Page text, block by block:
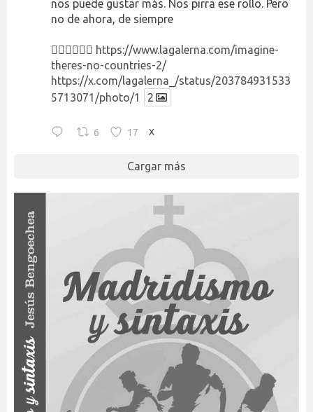
nos puede gustar más. Nos pirra ese rollo. Pero
no de ahora, de siempre
👉🏻👉🏻👉🏻 https://www.lagalerna.com/imagine-
theres-no-countries-2/
https://x.com/lagalerna_/status/203784931533
5713071/photo/1
2
6 17 X
Cargar más